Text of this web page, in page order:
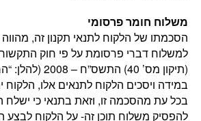
משלוח חומר פרסומי
הסכמתו של הלקוח לתנאי תקנון זה,
למשלוח דברי פרסומת על פי חוק
(תיקון מס’ 40)
במידה ויסכים הלקוח לתנאים אלו, הלקוח
בכל עת מהסכמה זו, וזאת בתנאי כי ישלח
להפסיק משלוח תוכן זה- על הלקוח